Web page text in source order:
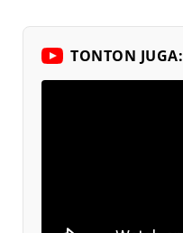
TONTON JUGA: